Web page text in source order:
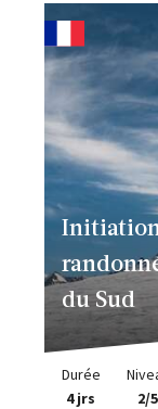
du Sud
Durée
4 jrs
2/5